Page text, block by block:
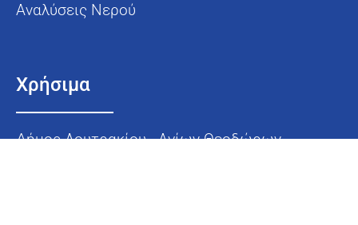
Αναλύσεις Νερού
Χρήσιμα
Δήμος Λουτρακίου - Αγίων Θεοδώρων